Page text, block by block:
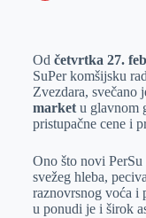
e
r
I
n
s
A
p
a
i
l
Od četvrtka 27.
SuPer komšijsku
Zvezdara, svečano
marketu glavnom
pristupačne cene i
Ono što novi PerSu
svežeg hleba,
raznovrsnog voća i
u ponudi je i širok